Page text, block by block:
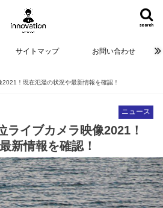
search
サイトマップ お問い合わせ
！現在氾濫の状況や最新情報を確認！
ニュース
ライブカメラ映像2021！
新情報を確認！